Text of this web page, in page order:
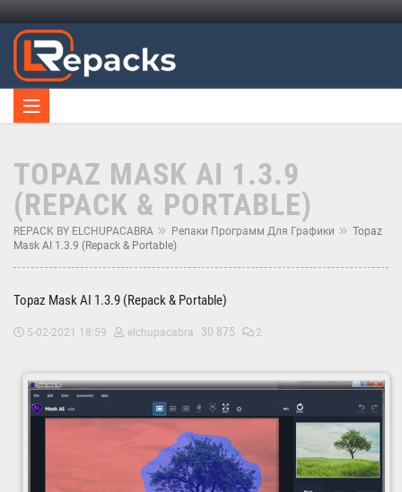
TOPAZ MASK AI 1.3.9
(REPACK & PORTABLE)
REPACK BY ELCHUPACABRA Репаки Программ Для Графики
Topaz
Mask AI 1.3.9 (Repack & Portable)
Topaz Mask AI 1.3.9 (Repack & Portable)
5-02-2021 18:59 elchupacabra 30 875 2